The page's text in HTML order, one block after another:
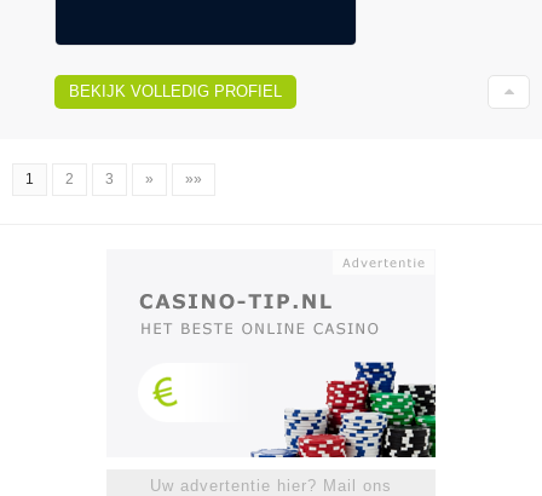
BEKIJK VOLLEDIG PROFIEL
1 2 3 » »»
Uw advertentie hier? Mail ons